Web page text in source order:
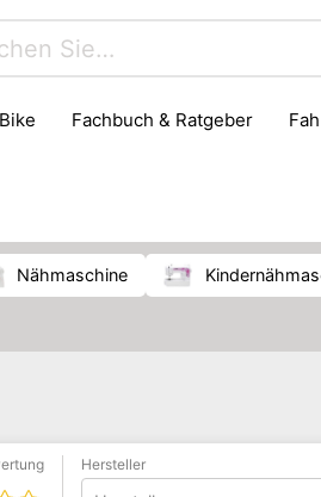
Bike Fachbuch & Ratgeber
Nähmaschine
Hersteller